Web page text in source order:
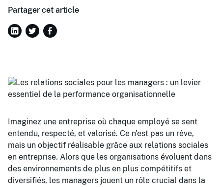
Partager cet article
Imaginez une entreprise où chaque employé se sent
entendu, respecté, et valorisé. Ce n'est pas un rêve,
mais un objectif réalisable grâce aux relations sociales
en entreprise. Alors que les organisations évoluent dans
des environnements de plus en plus compétitifs et
diversifiés, les managers jouent un rôle crucial dans la